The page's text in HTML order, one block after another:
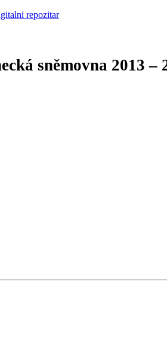
sněmovna 2013 –